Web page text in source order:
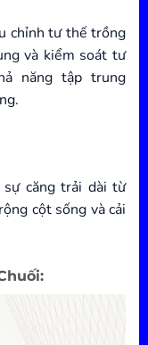
chỉnh tư thế trồng
và kiểm soát tư
năng tập trung
căng trải dài từ
cột sống và cải